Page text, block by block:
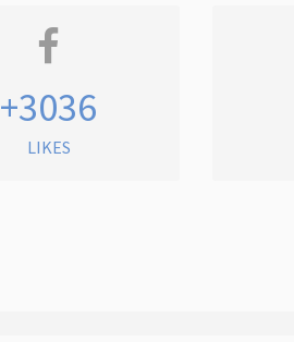
+3036
LIKES